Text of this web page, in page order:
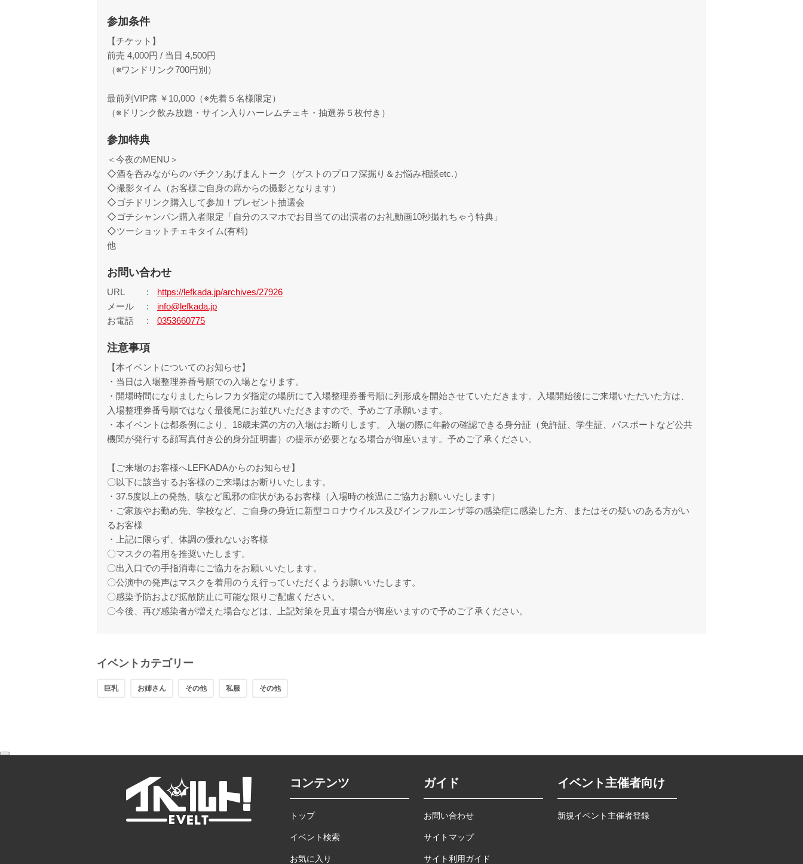
参加条件
【チケット】
前売 4,000円 / 当日 4,500円
（※ワンドリンク700円別）
最前列VIP席 ￥10,000（※先着５名様限定）
（※ドリンク飲み放題・サイン入りハーレムチェキ・抽選券５枚付き）
参加特典
＜今夜のMENU＞
◇酒を呑みながらのバチクソあげまんトーク（ゲストのプロフ深掘り＆お悩み相談etc.）
◇撮影タイム（お客様ご自身の席からの撮影となります）
◇ゴチドリンク購入して参加！プレゼント抽選会
◇ゴチシャンパン購入者限定「自分のスマホでお目当ての出演者のお礼動画10秒撮れちゃう特典」
◇ツーショットチェキタイム(有料)
他
お問い合わせ
URL
https://lefkada.jp/archives/27926
メール
info@lefkada.jp
お電話
0353660775
注意事項
【本イベントについてのお知らせ】
・当日は入場整理券番号順での入場となります。
・開場時間になりましたらレフカダ指定の場所にて入場整理券番号順に列形成を開始させていただきます。入場開始後にご来場いただいた方は、
入場整理券番号順ではなく最後尾にお並びいただきますので、予めご了承願います。
・本イベントは都条例により、18歳未満の方の入場はお断りします。 入場の際に年齢の確認できる身分証（免許証、学生証、パスポートなど公共
機関が発行する顔写真付き公的身分証明書）の提示が必要となる場合が御座います。予めご了承ください。
【ご来場のお客様へLEFKADAからのお知らせ】
〇以下に該当するお客様のご来場はお断りいたします。
・37.5度以上の発熱、咳など風邪の症状があるお客様（入場時の検温にご協力お願いいたします）
・ご家族やお勤め先、学校など、ご自身の身近に新型コロナウイルス及びインフルエンザ等の感染症に感染した方、またはその疑いのある方がい
るお客様
・上記に限らず、体調の優れないお客様
〇マスクの着用を推奨いたします。
〇出入口での手指消毒にご協力をお願いいたします。
〇公演中の発声はマスクを着用のうえ行っていただくようお願いいたします。
〇感染予防および拡散防止に可能な限りご配慮ください。
〇今後、再び感染者が増えた場合などは、上記対策を見直す場合が御座いますので予めご了承ください。
イベントカテゴリー
巨乳 お姉さん その他 私服 その他
コンテンツ
トップ
イベント検索
お気に入り
ガイド
お問い合わせ
サイトマップ
サイト利用ガイド
イベント主催者向け
新規イベント主催者登録